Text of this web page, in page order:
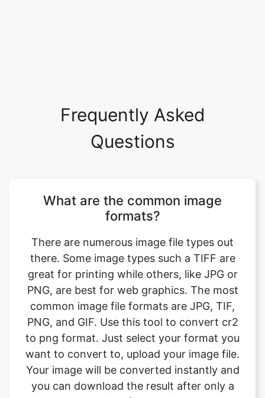
What are the common image
there. Some image types such a TIFF are
great for printing while others, like JPG or
PNG, are best for web graphics. The most
common image file formats are JPG, TIF,
PNG, and GIF. Use this tool to convert cr2
to png format. Just select your format you
want to convert to, upload your image file.
Your image will be converted instantly and
you can download the result after only a
couple of seconds.